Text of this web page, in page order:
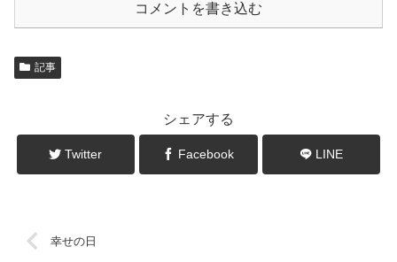
コメントを書き込む
記事
シェアする
Twitter Facebook LINE
幸せの日